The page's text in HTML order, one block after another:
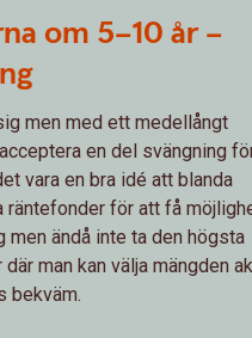
om 5–10 år –
men med ett medellångt
en del svängning
vara en bra idé att blanda
räntefonder för att få
ändå inte ta den högsta
man kan välja mängden
bekväm.